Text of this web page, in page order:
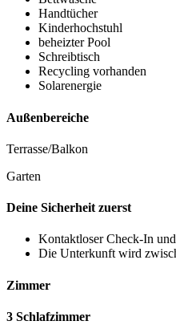
Handtücher
Kinderhochstuhl
beheizter Pool
Schreibtisch
Recycling vorhanden
Solarenergie
Außenbereiche
Terrasse/Balkon
Garten
Deine Sicherheit zuerst
Kontaktloser Check-In
Die Unterkunft wird
Zimmer
3 Schlafzimmer